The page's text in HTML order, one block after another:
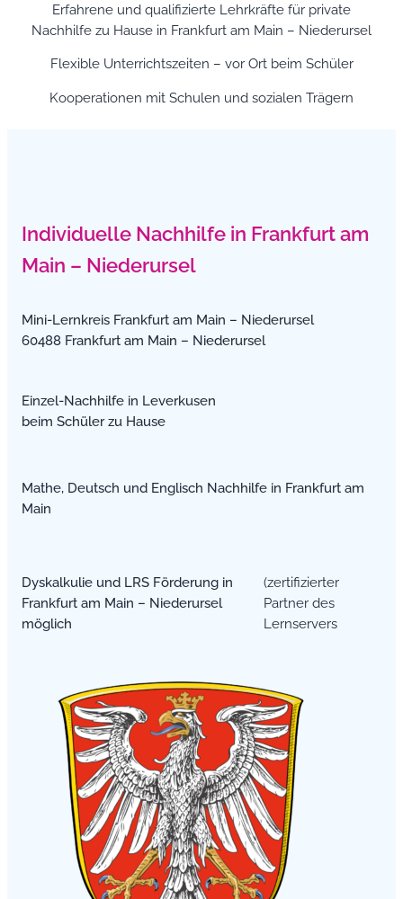
Erfahrene und qualifizierte Lehrkräfte für private
Nachhilfe zu Hause in Frankfurt am Main – Niederursel
Flexible Unterrichtszeiten – vor Ort beim Schüler
Kooperationen mit Schulen und sozialen Trägern
Individuelle Nachhilfe in Frankfurt am
Main – Niederursel
Mini-Lernkreis Frankfurt am Main – Niederursel
60488 Frankfurt am Main – Niederursel
Einzel-Nachhilfe in Leverkusen
beim Schüler zu Hause
Mathe, Deutsch und Englisch Nachhilfe in Frankfurt am
Main
Dyskalkulie und LRS Förderung in
Frankfurt am Main – Niederursel
möglich
(zertifizierter
Partner des
Lernservers